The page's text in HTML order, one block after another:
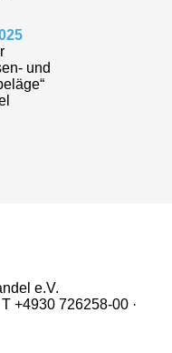
und
e.V.
+4930 726258-00 ·